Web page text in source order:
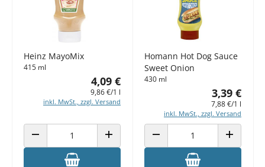
Heinz MayoMix
415 ml
4,09 €
9,86 €/1 l
inkl. MwSt., zzgl. Versand
ANZAHL VERRINGERN ANZAHL ERHÖHEN
Homann Hot Dog Sauce
Sweet Onion
430 ml
3,39 €
7,88 €/1 l
inkl. MwSt., zzgl. Versand
ANZAHL VERRINGERN ANZAHL